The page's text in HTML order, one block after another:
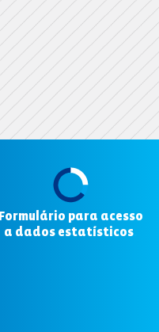
Formulário para acesso
a dados estatísticos